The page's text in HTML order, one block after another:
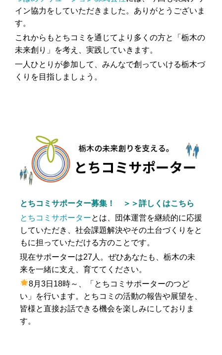
イン協力をしていただきました。ありがとうございま
す。
これからもとちコミを通じてより多くの方と「栃木の
未来創り」を考え、実践していきます。
一人ひとりが参加して、みんなで創っていける栃木づ
くりを目指しましょう。
とちコミサポーター募集！ ＞＞詳しくはこちら
とちコミサポーターとは、団体運営を継続的に応援
していただき、社会課題解決やその土台づくりをと
もに担っていただける方のことです。
現在サポーターは27人。ぜひあなたも、栃木の未
来を一緒に支え、育ててください。
8月3日18時～、「とちコミサポーターのつど
い」を行います。とちコミの活動の報告や展望を、
皆様と直接お話できる機会を楽しみにしておりま
す。